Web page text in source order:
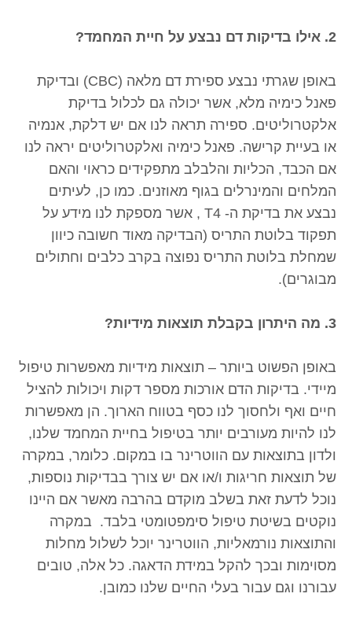
2. אילו בדיקות דם נבצע על חיית המחמד?
באופן שגרתי נבצע ספירת דם מלאה (CBC) ובדיקת
פאנל כימיה מלא, אשר יכולה גם לכלול בדיקת
אלקטרוליטים. ספירה תראה לנו אם יש דלקת, אנמיה
או בעיית קרישה. פאנל כימיה ואלקטרוליטים יראה לנו
אם הכבד, הכליות והלבלב מתפקידים כראוי והאם
המלחים והמינרלים בגוף מאוזנים. כמו כן, לעיתים
נבצע את בדיקת ה- T4 , אשר מספקת לנו מידע על
תפקוד בלוטת התריס (הבדיקה מאוד חשובה כיוון
שמחלת בלוטת התריס נפוצה בקרב כלבים וחתולים
מבוגרים).
3. מה היתרון בקבלת תוצאות מידיות?
באופן הפשוט ביותר – תוצאות מידיות מאפשרות טיפול
מיידי. בדיקות הדם אורכות מספר דקות ויכולות להציל
חיים ואף ולחסוך לנו כסף בטווח הארוך. הן מאפשרות
לנו להיות מעורבים יותר בטיפול בחיית המחמד שלנו,
ולדון בתוצאות עם הווטרינר בו במקום. כלומר, במקרה
של תוצאות חריגות ו/או אם יש צורך בבדיקות נוספות,
נוכל לדעת זאת בשלב מוקדם בהרבה מאשר אם היינו
נוקטים בשיטת טיפול סימפטומטי בלבד. במקרה
והתוצאות נורמאליות, הווטרינר יוכל לשלול מחלות
מסוימות ובכך להקל במידת הדאגה. כל אלה, טובים
עבורנו וגם עבור בעלי החיים שלנו כמובן.